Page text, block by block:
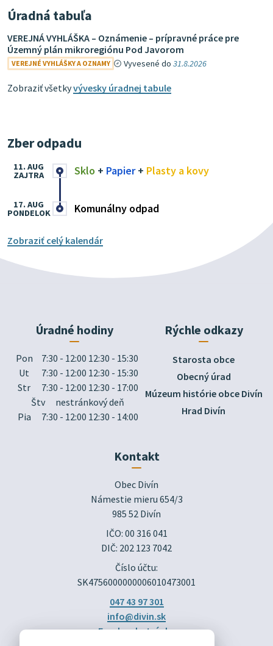
Úradná tabuľa
VEREJNÁ VYHLÁŠKA – Oznámenie – prípravné práce pre
Územný plán mikroregiónu Pod Javorom
VEREJNÉ VYHLÁŠKY A OZNAMY Vyvesené do31.8.2026
Zobraziť všetkyvývesky úradnej tabule
Zber odpadu
Sklo + Papier+ Plasty a kovy
11. AUG
ZAJTRA
Komunálny odpad
17. AUG
PONDELOK
Zobraziť celý kalendár
Úradné hodiny
Pon
7:30 - 12:00 12:30 - 15:30
Ut
7:30 - 12:00 12:30 - 15:30
Str
7:30 - 12:00 12:30 - 17:00
Štv
nestránkový deň
Pia
7:30 - 12:00 12:30 - 14:00
Rýchle odkazy
Starosta obce
Obecný úrad
Múzeum histórie obce Divín
Hrad Divín
Kontakt
Obec Divín
Námestie mieru 654/3
985 52 Divín
IČO: 00 316 041
DIČ: 202 123 7042
Číslo účtu:
SK4756000000006010473001
047 43 97 301
info@divin.sk
Facebook stránka